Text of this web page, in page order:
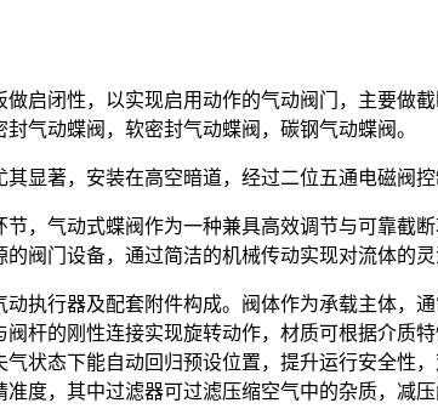
启闭性，以实现启用动作的气动阀门，主要做
气动蝶阀，软密封气动蝶阀，碳钢气动蝶阀。
显著，安装在高空暗道，经过二位五通电磁阀控
，气动式蝶阀作为一种兼具高效调节与可靠截
阀门设备，通过简洁的机械传动实现对流体的
执行器及配套附件构成。阀体作为承载主体，
杆的刚性连接实现旋转动作，材质可根据介质
状态下能自动回归预设位置，提升运行安全性
度，其中过滤器可过滤压缩空气中的杂质，减